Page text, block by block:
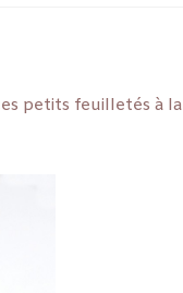
petits feuilletés à la